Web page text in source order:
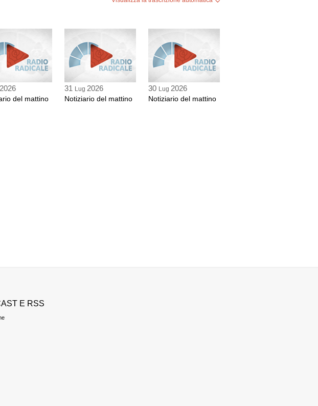
2026
del mattino
31 Lug 2026
Notiziario del mattino
30 Lug 2026
Notiziario del mattino
E RSS